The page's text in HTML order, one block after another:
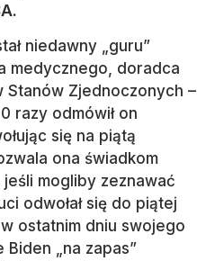
niedawny „guru”
medycznego, doradca
Stanów Zjednoczonych –
razy odmówił on
się na piątą
ona świadkom
mogliby zeznawać
odwołał się do piątej
ostatnim dniu swojego
„na zapas”